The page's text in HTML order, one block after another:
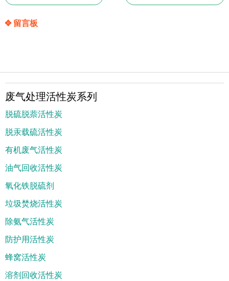
✥ 留言板
废气处理活性炭系列
脱硫脱萘活性炭
脱汞载硫活性炭
有机废气活性炭
油气回收活性炭
氧化铁脱硫剂
垃圾焚烧活性炭
除氨气活性炭
防护用活性炭
蜂窝活性炭
溶剂回收活性炭